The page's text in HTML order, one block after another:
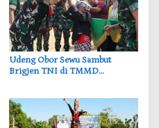
‎Udeng Obor Sewu Sambut
Brigjen TNI di TMMD